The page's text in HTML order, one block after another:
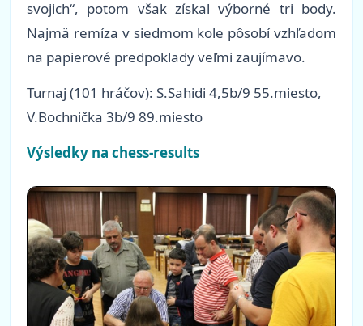
svojich“, potom však získal výborné tri body.
Najmä remíza v siedmom kole pôsobí vzhľadom
na papierové predpoklady veľmi zaujímavo.
Turnaj (101 hráčov): S.Sahidi 4,5b/9 55.miesto,
V.Bochnička 3b/9 89.miesto
Výsledky na chess-results